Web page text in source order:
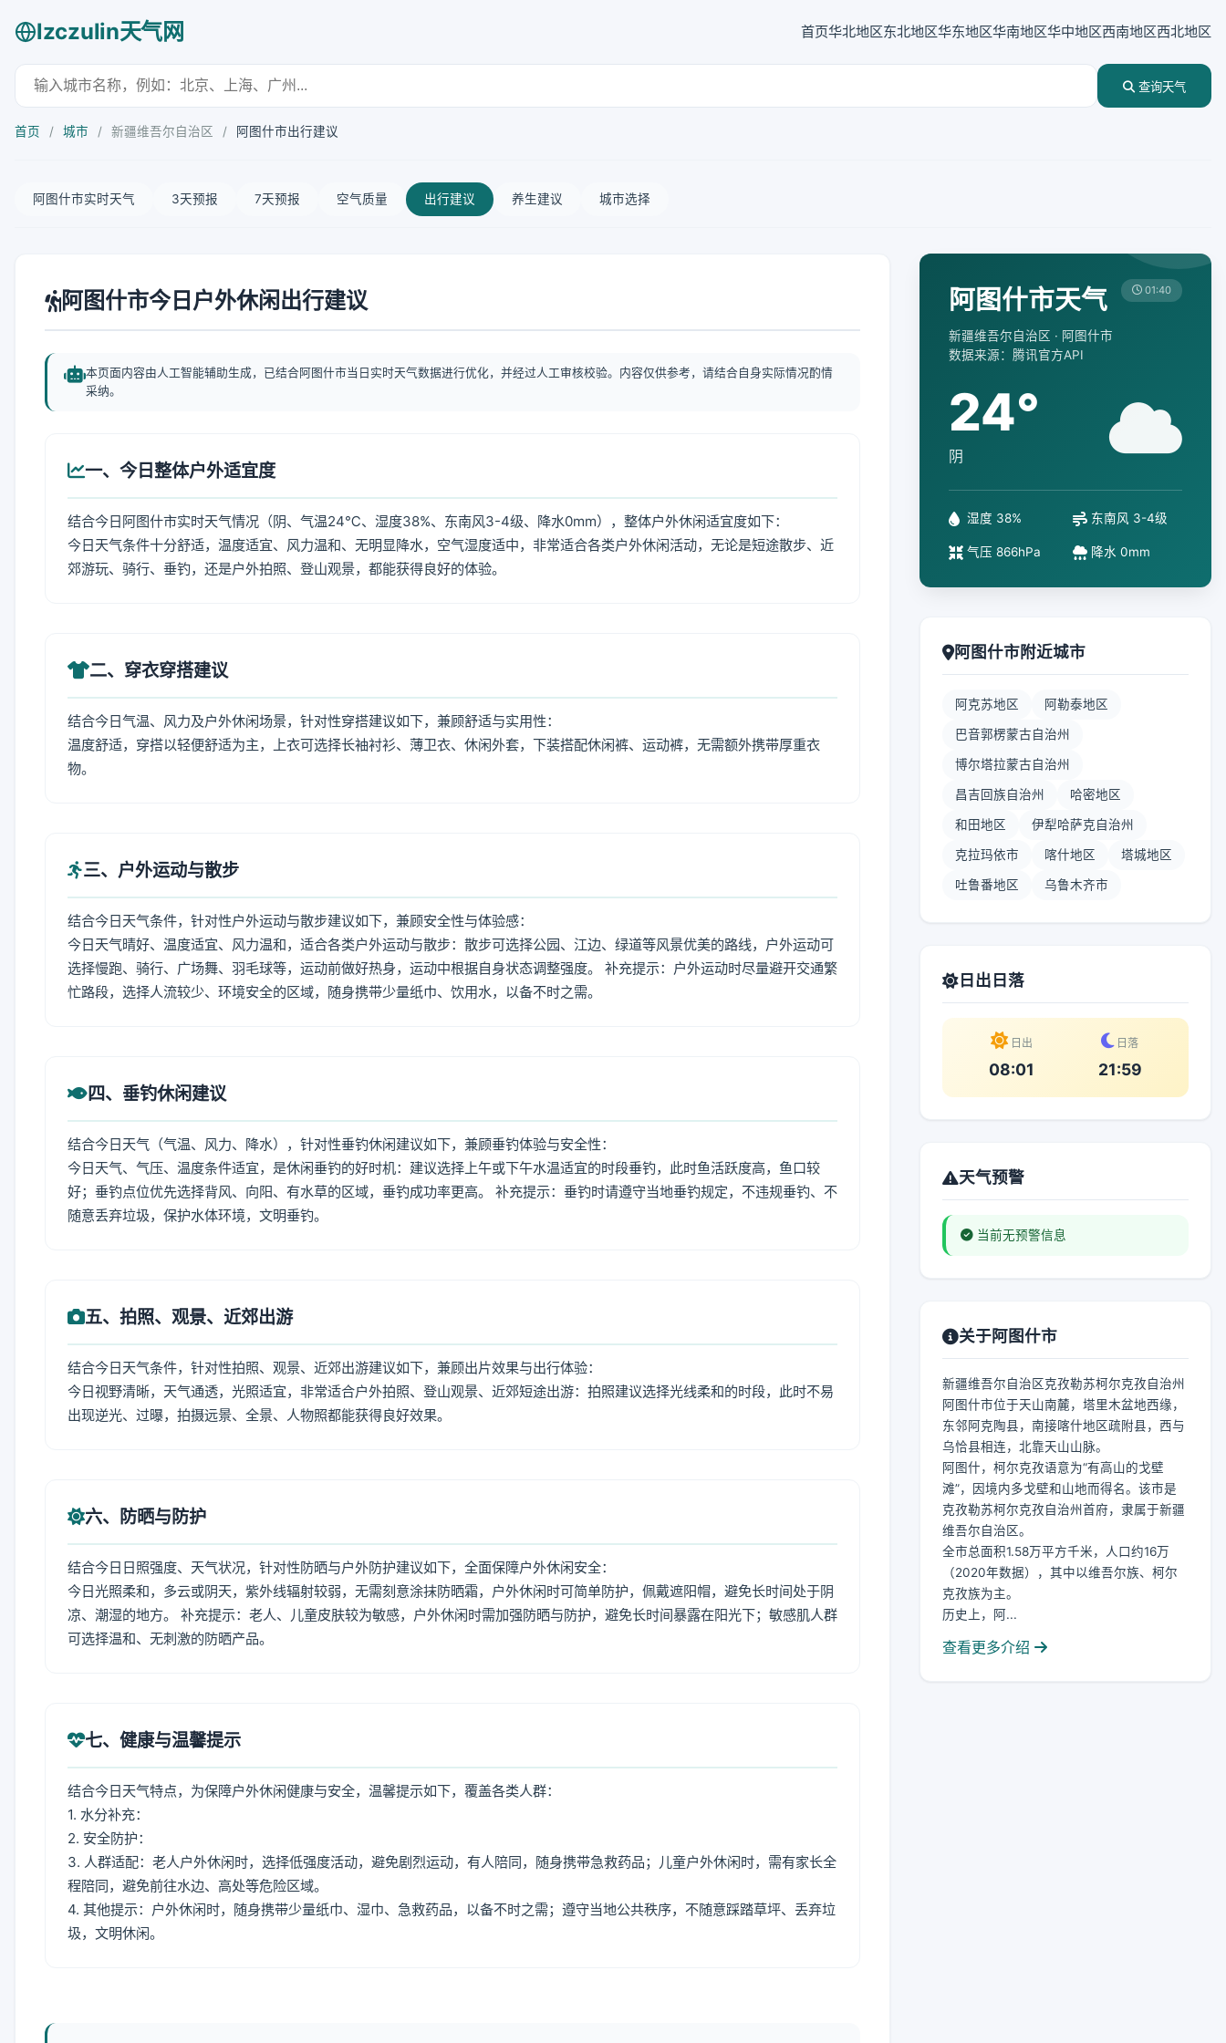
lzczulin天气网 首页华北地区东北地区华东地区华南地区华中地区西南地区西北地区
查询天气
首页 / 城市 / 新疆维吾尔自治区 / 阿图什市出行建议
阿图什市实时天气 3天预报 7天预报 空气质量 出行建议 养生建议 城市选择
阿图什市今日户外休闲出行建议
本页面内容由人工智能辅助生成，已结合阿图什市当日实时天气数据进行优化，并经过人工审核校验。内容仅供参考，请结合自身实际情况酌情
采纳。
一、今日整体户外适宜度
结合今日阿图什市实时天气情况（阴、气温24℃、湿度38%、东南风3-4级、降水0mm），整体户外休闲适宜度如下：
今日天气条件十分舒适，温度适宜、风力温和、无明显降水，空气湿度适中，非常适合各类户外休闲活动，无论是短途散步、近
郊游玩、骑行、垂钓，还是户外拍照、登山观景，都能获得良好的体验。
二、穿衣穿搭建议
结合今日气温、风力及户外休闲场景，针对性穿搭建议如下，兼顾舒适与实用性：
温度舒适，穿搭以轻便舒适为主，上衣可选择长袖衬衫、薄卫衣、休闲外套，下装搭配休闲裤、运动裤，无需额外携带厚重衣
物。
三、户外运动与散步
结合今日天气条件，针对性户外运动与散步建议如下，兼顾安全性与体验感：
今日天气晴好、温度适宜、风力温和，适合各类户外运动与散步：散步可选择公园、江边、绿道等风景优美的路线，户外运动可
选择慢跑、骑行、广场舞、羽毛球等，运动前做好热身，运动中根据自身状态调整强度。 补充提示：户外运动时尽量避开交通繁
忙路段，选择人流较少、环境安全的区域，随身携带少量纸巾、饮用水，以备不时之需。
四、垂钓休闲建议
结合今日天气（气温、风力、降水），针对性垂钓休闲建议如下，兼顾垂钓体验与安全性：
今日天气、气压、温度条件适宜，是休闲垂钓的好时机：建议选择上午或下午水温适宜的时段垂钓，此时鱼活跃度高，鱼口较
好；垂钓点位优先选择背风、向阳、有水草的区域，垂钓成功率更高。 补充提示：垂钓时请遵守当地垂钓规定，不违规垂钓、不
随意丢弃垃圾，保护水体环境，文明垂钓。
五、拍照、观景、近郊出游
结合今日天气条件，针对性拍照、观景、近郊出游建议如下，兼顾出片效果与出行体验：
今日视野清晰，天气通透，光照适宜，非常适合户外拍照、登山观景、近郊短途出游：拍照建议选择光线柔和的时段，此时不易
出现逆光、过曝，拍摄远景、全景、人物照都能获得良好效果。
六、防晒与防护
结合今日日照强度、天气状况，针对性防晒与户外防护建议如下，全面保障户外休闲安全：
今日光照柔和，多云或阴天，紫外线辐射较弱，无需刻意涂抹防晒霜，户外休闲时可简单防护，佩戴遮阳帽，避免长时间处于阴
凉、潮湿的地方。 补充提示：老人、儿童皮肤较为敏感，户外休闲时需加强防晒与防护，避免长时间暴露在阳光下；敏感肌人群
可选择温和、无刺激的防晒产品。
七、健康与温馨提示
结合今日天气特点，为保障户外休闲健康与安全，温馨提示如下，覆盖各类人群：
1. 水分补充：
2. 安全防护：
3. 人群适配：老人户外休闲时，选择低强度活动，避免剧烈运动，有人陪同，随身携带急救药品；儿童户外休闲时，需有家长全
程陪同，避免前往水边、高处等危险区域。
4. 其他提示：户外休闲时，随身携带少量纸巾、湿巾、急救药品，以备不时之需；遵守当地公共秩序，不随意踩踏草坪、丢弃垃
圾，文明休闲。
阿图什市天气
新疆维吾尔自治区 · 阿图什市
数据来源：腾讯官方API
01:40
24°
阴
湿度 38% 东南风 3-4级
气压 866hPa 降水 0mm
阿图什市附近城市
阿克苏地区 阿勒泰地区
巴音郭楞蒙古自治州
博尔塔拉蒙古自治州
昌吉回族自治州 哈密地区
和田地区 伊犁哈萨克自治州
克拉玛依市 喀什地区 塔城地区
吐鲁番地区 乌鲁木齐市
日出日落
日出
08:01
日落
21:59
天气预警
当前无预警信息
关于阿图什市
新疆维吾尔自治区克孜勒苏柯尔克孜自治州
阿图什市位于天山南麓，塔里木盆地西缘，
东邻阿克陶县，南接喀什地区疏附县，西与
乌恰县相连，北靠天山山脉。
阿图什，柯尔克孜语意为“有高山的戈壁
滩”，因境内多戈壁和山地而得名。该市是
克孜勒苏柯尔克孜自治州首府，隶属于新疆
维吾尔自治区。
全市总面积1.58万平方千米，人口约16万
（2020年数据），其中以维吾尔族、柯尔
克孜族为主。
历史上，阿...
查看更多介绍